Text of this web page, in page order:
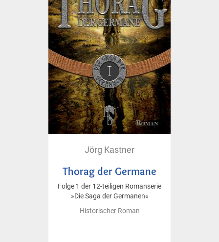
Jörg Kastner
Thorag der Germane
Folge 1 der 12-teiligen Romanserie
»Die Saga der Germanen«
Historischer Roman